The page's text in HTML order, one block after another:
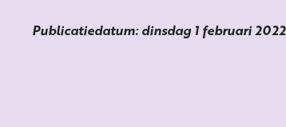
Publicatiedatum: dinsdag 1 februari 2022